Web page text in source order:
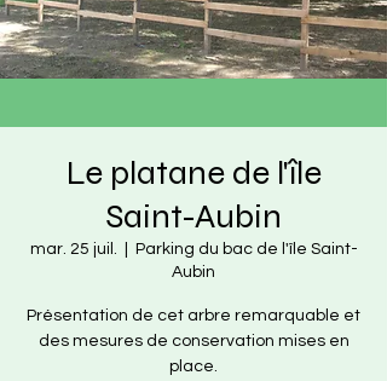
Le platane de l'île
Saint-Aubin
mar. 25 juil.
Parking du bac de l'île Saint-
Aubin
Présentation de cet arbre remarquable et
des mesures de conservation mises en
place.